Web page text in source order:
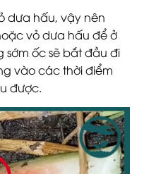
dưa hấu, vậy nên
vỏ dưa hấu để ở
sớm ốc sẽ bắt đầu đi
vào các thời điểm
được.